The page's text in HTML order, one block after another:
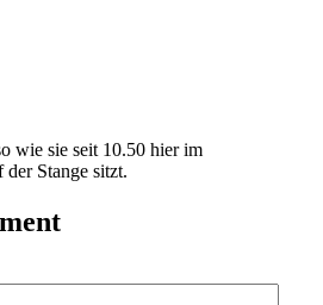
wie sie seit 10.50 hier im
der Stange sitzt.